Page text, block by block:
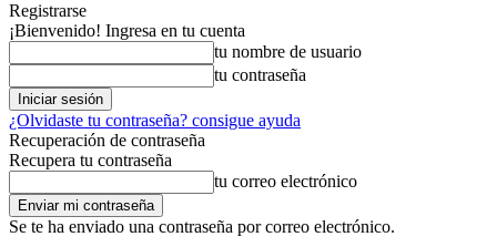
Registrarse
¡Bienvenido! Ingresa en tu cuenta
tu nombre de usuario
tu contraseña
¿Olvidaste tu contraseña? consigue ayuda
Recuperación de contraseña
Recupera tu contraseña
tu correo electrónico
Se te ha enviado una contraseña por correo electrónico.